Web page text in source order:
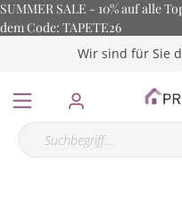
SUMMER SALE - 10% auf alle
dem Code: TAPETE26
Wir sind für Sie